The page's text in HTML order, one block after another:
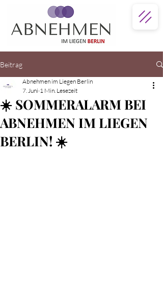
Beitrag
☀️ SOMMERALARM BEI
ABNEHMEN IM LIEGEN
BERLIN! ☀️
Abnehmen im Liegen Berlin
7. Juni 1 Min. Lesezeit